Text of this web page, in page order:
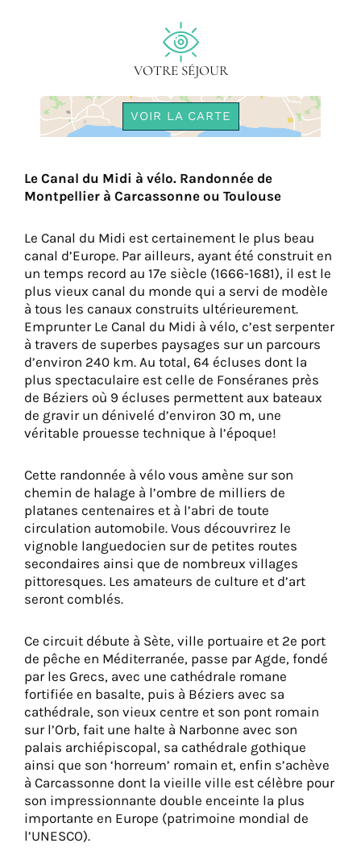
VOTRE SÉJOUR
VOIR LA CARTE
Le Canal du Midi à vélo. Randonnée de
Montpellier à Carcassonne ou Toulouse
Le Canal du Midi est certainement le plus beau
canal d’Europe. Par ailleurs, ayant été construit en
un temps record au 17e siècle (1666-1681), il est le
plus vieux canal du monde qui a servi de modèle
à tous les canaux construits ultérieurement.
Emprunter Le Canal du Midi à vélo, c’est serpenter
à travers de superbes paysages sur un parcours
d’environ 240 km. Au total, 64 écluses dont la
plus spectaculaire est celle de Fonséranes près
de Béziers où 9 écluses permettent aux bateaux
de gravir un dénivelé d’environ 30 m, une
véritable prouesse technique à l’époque!
Cette randonnée à vélo vous amène sur son
chemin de halage à l’ombre de milliers de
platanes centenaires et à l’abri de toute
circulation automobile. Vous découvrirez le
vignoble languedocien sur de petites routes
secondaires ainsi que de nombreux villages
pittoresques. Les amateurs de culture et d’art
seront comblés.
Ce circuit débute à Sète, ville portuaire et 2e port
de pêche en Méditerranée, passe par Agde, fondé
par les Grecs, avec une cathédrale romane
fortifiée en basalte, puis à Béziers avec sa
cathédrale, son vieux centre et son pont romain
sur l’Orb, fait une halte à Narbonne avec son
palais archiépiscopal, sa cathédrale gothique
ainsi que son ‘horreum’ romain et, enfin s’achève
à Carcassonne dont la vieille ville est célèbre pour
son impressionnante double enceinte la plus
importante en Europe (patrimoine mondial de
l’UNESCO).